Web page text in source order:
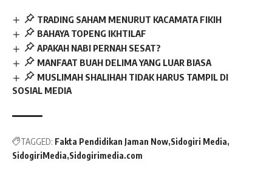
TRADING SAHAM MENURUT KACAMATA FIKIH
BAHAYA TOPENG IKHTILAF
APAKAH NABI PERNAH SESAT?
MANFAAT BUAH DELIMA YANG LUAR BIASA
MUSLIMAH SHALIHAH TIDAK HARUS TAMPIL DI
SOSIAL MEDIA
TAGGED: Fakta Pendidikan Jaman Now Sidogiri Media
SidogiriMedia Sidogirimedia.com